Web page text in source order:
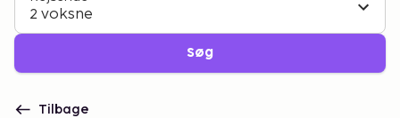
2 voksne
Søg
Tilbage